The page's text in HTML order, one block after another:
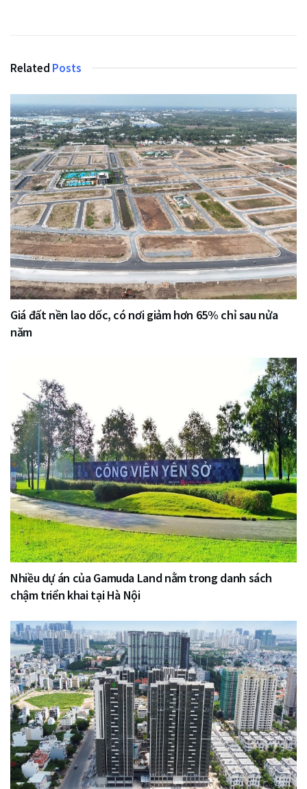
Related Posts
Giá đất nền lao dốc, có nơi giảm hơn 65% chỉ sau nửa
năm
Nhiều dự án của Gamuda Land nằm trong danh sách
chậm triển khai tại Hà Nội